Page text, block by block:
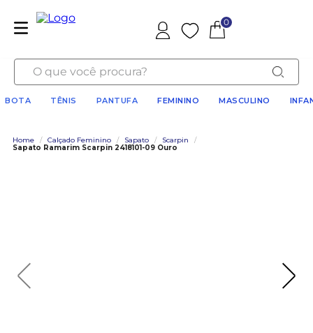
Favoritos
0
O que você procura?
BOTA TÊNIS PANTUFA FEMININO MASCULINO
Home / Calçado Feminino / Sapato / Scarpin
/
Sapato Ramarim Scarpin 2418101-09 Ouro